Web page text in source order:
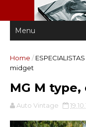
Home / ESPECIALISTAS
midget
MG M
Auto Vintage